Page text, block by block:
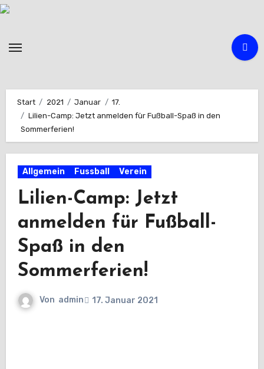
Zum
Start 2021 Januar
17.
Lilien-Camp: Jetzt anmelden für Fußball-Spaß in den
Sommerferien!
Allgemein Fussball Verein
Lilien-Camp: Jetzt
anmelden für Fußball-
Spaß in den
Sommerferien!
Von admin 17. Januar 2021